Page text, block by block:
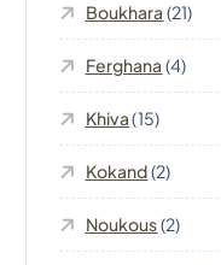
Boukhara (21)
Ferghana (4)
Khiva(15)
Kokand(2)
Noukous(2)